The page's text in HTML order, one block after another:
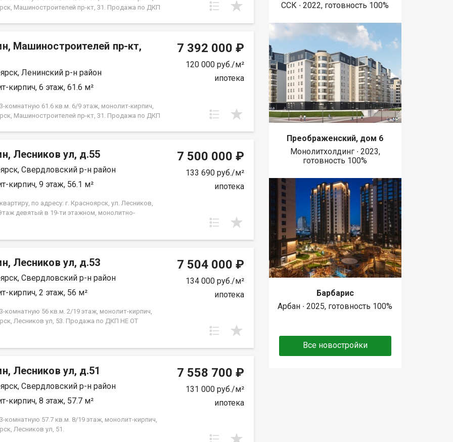
Машиностроителей пр-кт, 31. Продажа по ДКП
Машиностроителей пр-кт,
Ленинский р-н район
кирпич, 6 этаж, 61.6 м²
комнатную 61.6 кв.м. 6/9 этаж, монолит-кирпич,
Машиностроителей пр-кт, 31. Продажа по ДКП
7 392 000 ₽
120 000 руб./м²
ипотека
Лесников ул, д.55
Свердловский р-н район
кирпич, 9 этаж, 56.1 м²
по адресу: г. Красноярск, ул. Лесников,
девятый в 19-ти этажном, монолитно-
Экологически благоприятный район с
доступность до других районов
знаковых мест отдыха, досуга и
- заповедник «Столбы», Фанпарк «Бобровый
флоры и фауны «Роев ручей». Благоустроенная
протяженностью 1450 метров вдоль реки
500 метров вдоль реки Базаиха с
спусками к воде и остановкой речного
современные лифты. Наземные
7 500 000 ₽
133 690 руб./м²
ипотека
Лесников ул, д.53
Свердловский р-н район
кирпич, 2 этаж, 56 м²
комнатную 56 кв.м. 2/19 этаж, монолит-кирпич,
Лесников ул, 53. Продажа по ДКП НЕ ОТ
7 504 000 ₽
134 000 руб./м²
ипотека
Лесников ул, д.51
Свердловский р-н район
кирпич, 8 этаж, 57.7 м²
комнатную 57.7 кв.м. 8/19 этаж, монолит-кирпич,
Лесников ул, 51.
7 558 700 ₽
131 000 руб./м²
ипотека
ССК ∙ 2022, готовность 100%
Преображенский, дом 6
Монолитхолдинг ∙ 2023,
готовность 100%
Барбарис
Арбан ∙ 2025, готовность 100%
Все новостройки